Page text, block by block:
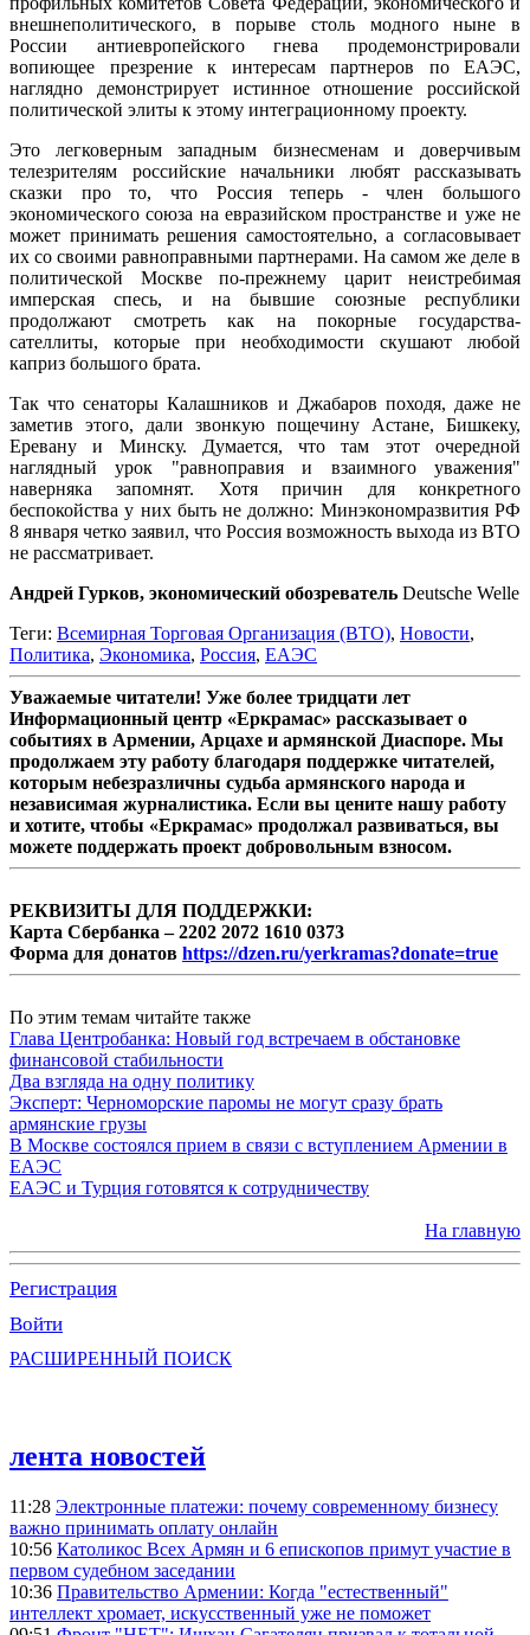
внешнеполитического, в порыве столь модного ныне в
России антиевропейского гнева продемонстрировали
вопиющее презрение к интересам партнеров по ЕАЭС,
наглядно демонстрирует истинное отношение российской
политической элиты к этому интеграционному проекту.
Это легковерным западным бизнесменам и доверчивым
телезрителям российские начальники любят рассказывать
сказки про то, что Россия теперь - член большого
экономического союза на евразийском пространстве и уже не
может принимать решения самостоятельно, а согласовывает
их со своими равноправными партнерами. На самом же деле в
политической Москве по-прежнему царит неистребимая
имперская спесь, и на бывшие союзные республики
продолжают смотреть как на покорные государства-
сателлиты, которые при необходимости скушают любой
каприз большого брата.
Так что сенаторы Калашников и Джабаров походя, даже не
заметив этого, дали звонкую пощечину Астане, Бишкеку,
Еревану и Минску. Думается, что там этот очередной
наглядный урок "равноправия и взаимного уважения"
наверняка запомнят. Хотя причин для конкретного
беспокойства у них быть не должно: Минэкономразвития РФ
8 января четко заявил, что Россия возможность выхода из ВТО
не рассматривает.
Андрей Гурков, экономический обозреватель Deutsche Welle
Теги: Всемирная Торговая Организация (ВТО), Новости,
Политика, Экономика, Россия, ЕАЭС
Уважаемые читатели! Уже более тридцати лет
Информационный центр «Еркрамас» рассказывает о
событиях в Армении, Арцахе и армянской Диаспоре. Мы
продолжаем эту работу благодаря поддержке читателей,
которым небезразличны судьба армянского народа и
независимая журналистика. Если вы цените нашу работу
и хотите, чтобы «Еркрамас» продолжал развиваться, вы
можете поддержать проект добровольным взносом.
РЕКВИЗИТЫ ДЛЯ ПОДДЕРЖКИ:
Карта Сбербанка – 2202 2072 1610 0373
Форма для донатов https://dzen.ru/yerkramas?donate=true
По этим темам читайте также
Глава Центробанка: Новый год встречаем в обстановке
финансовой стабильности
Два взгляда на одну политику
Эксперт: Черноморские паромы не могут сразу брать
армянские грузы
В Москве состоялся прием в связи с вступлением Армении в
ЕАЭС
ЕАЭС и Турция готовятся к сотрудничеству
На главную
Регистрация
Войти
РАСШИРЕННЫЙ ПОИСК
лента новостей
11:28 Электронные платежи: почему современному бизнесу
важно принимать оплату онлайн
10:56 Католикос Всех Армян и 6 епископов примут участие в
первом судебном заседании
10:36 Правительство Армении: Когда "естественный"
интеллект хромает, искусственный уже не поможет